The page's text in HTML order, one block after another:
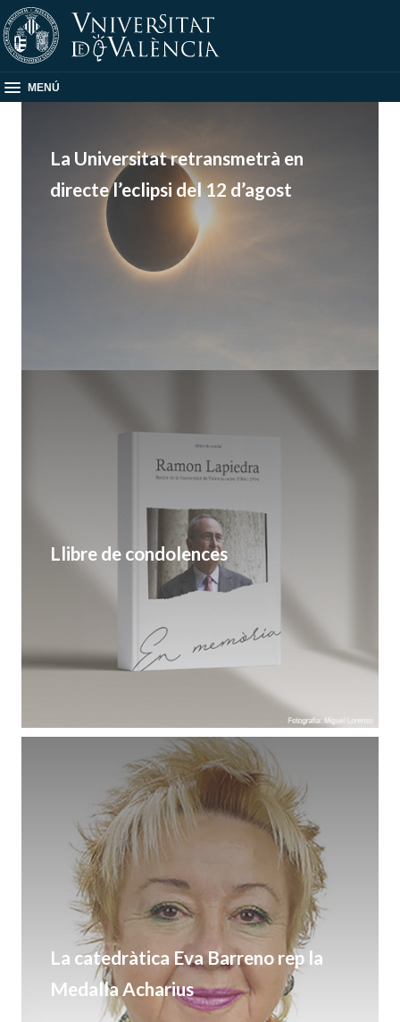
MENÚ
La Universitat retransmetrà en
directe l’eclipsi del 12 d’agost
Llibre de condolences
IN MEMORIAM
La catedràtica Eva Barreno rep la
Medalla Acharius